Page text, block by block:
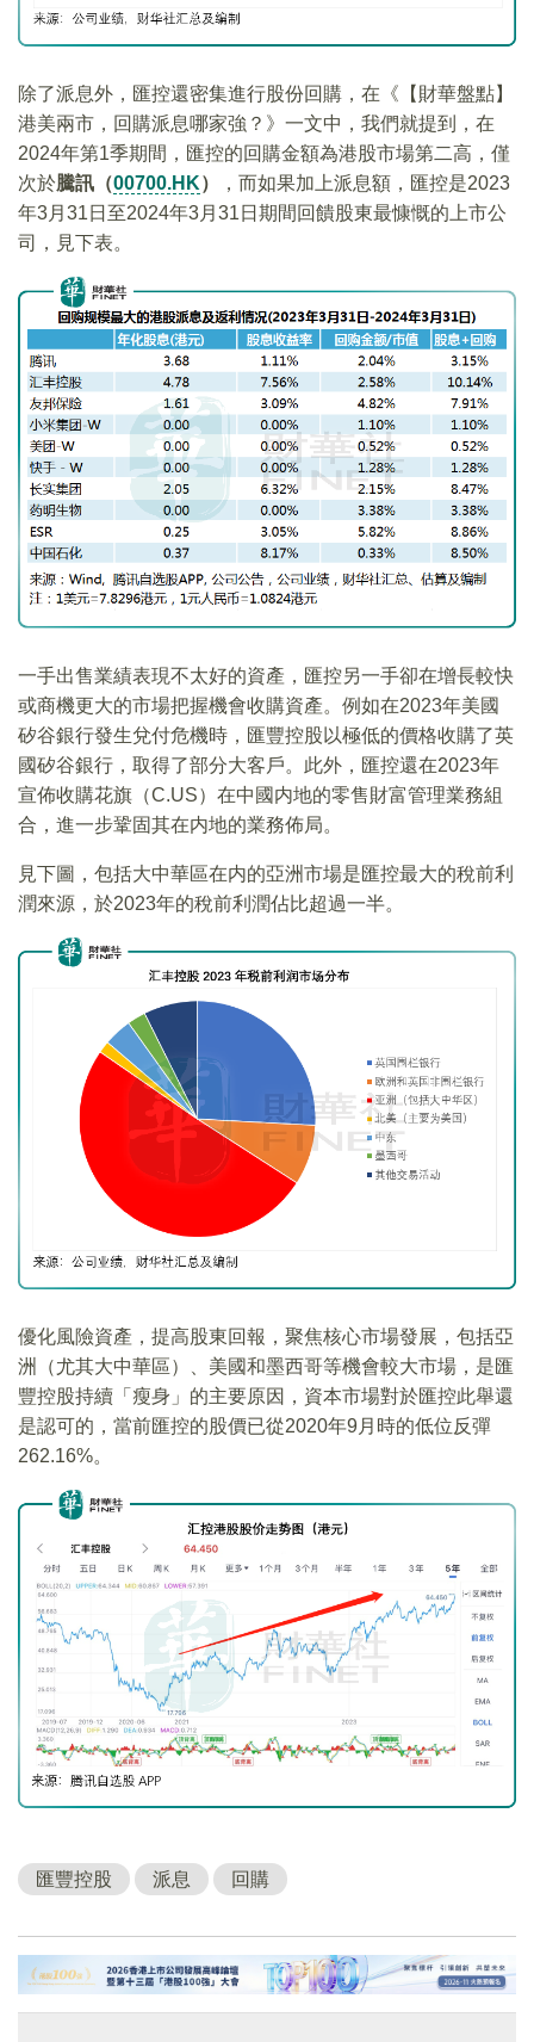
除了派息外，匯控還密集進行股份回購，在《【財華盤點】
港美兩市，回購派息哪家強？》一文中，我們就提到，在
2024年第1季期間，匯控的回購金額為港股市場第二高，僅
次於騰訊（00700.HK）
，而如果加上派息額，匯控是2023
年3月31日至2024年3月31日期間回饋股東最慷慨的上市公
司，見下表。
一手出售業績表現不太好的資產，匯控另一手卻在增長較快
或商機更大的市場把握機會收購資產。例如在2023年美國
矽谷銀行發生兌付危機時，匯豐控股以極低的價格收購了英
國矽谷銀行，取得了部分大客戶。此外，匯控還在2023年
宣佈收購花旗（C.US）在中國内地的零售財富管理業務組
合，進一步鞏固其在内地的業務佈局。
見下圖，包括大中華區在内的亞洲市場是匯控最大的稅前利
潤來源，於2023年的稅前利潤佔比超過一半。
優化風險資產，提高股東回報，聚焦核心市場發展，包括亞
洲（尤其大中華區）、美國和墨西哥等機會較大市場，是匯
豐控股持續「瘦身」的主要原因，資本市場對於匯控此舉還
是認可的，當前匯控的股價已從2020年9月時的低位反彈
262.16%。
匯豐控股 派息 回購